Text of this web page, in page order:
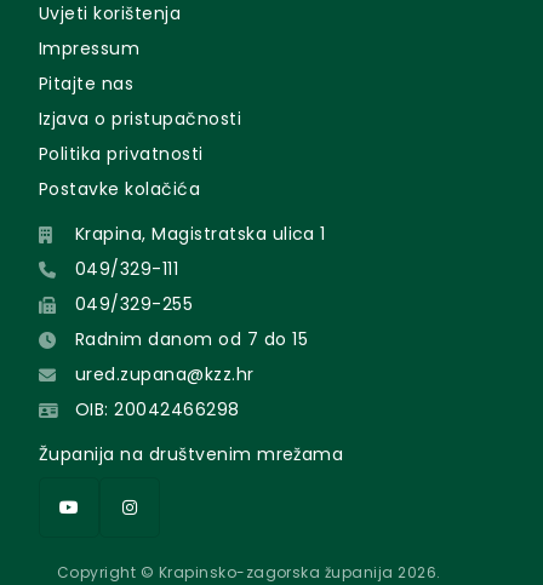
Uvjeti korištenja
Impressum
Pitajte nas
Izjava o pristupačnosti
Politika privatnosti
Postavke kolačića
Krapina, Magistratska ulica 1
049/329-111
049/329-255
Radnim danom od 7 do 15
ured.zupana@kzz.hr
OIB: 20042466298
Županija na društvenim mrežama
Copyright © Krapinsko-zagorska županija 2026.